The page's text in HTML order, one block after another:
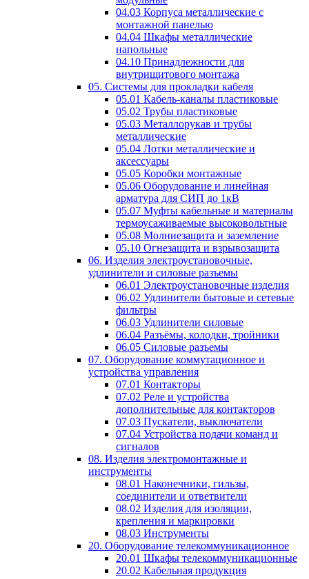
04.03 Корпуса металлические с
монтажной панелью
04.04 Шкафы металлические
напольные
04.10 Принадлежности для
внутрищитового монтажа
05. Системы для прокладки кабеля
05.01 Кабель-каналы пластиковые
05.02 Трубы пластиковые
05.03 Металлорукав и трубы
металлические
05.04 Лотки металлические и
аксессуары
05.05 Коробки монтажные
05.06 Оборудование и линейная
арматура для СИП до 1кВ
05.07 Муфты кабельные и материалы
термоусаживаемые высоковольтные
05.08 Молниезащита и заземление
05.10 Огнезащита и взрывозащита
06. Изделия электроустановочные,
удлинители и силовые разъемы
06.01 Электроустановочные изделия
06.02 Удлинители бытовые и сетевые
фильтры
06.03 Удлинители силовые
06.04 Разъёмы, колодки, тройники
06.05 Силовые разъемы
07. Оборудование коммутационное и
устройства управления
07.01 Контакторы
07.02 Реле и устройства
дополнительные для контакторов
07.03 Пускатели, выключатели
07.04 Устройства подачи команд и
сигналов
08. Изделия электромонтажные и
инструменты
08.01 Наконечники, гильзы,
соединители и ответвители
08.02 Изделия для изоляции,
крепления и маркировки
08.03 Инструменты
20. Оборудование телекоммуникационное
20.01 Шкафы телекоммуникационные
20.02 Кабельная продукция